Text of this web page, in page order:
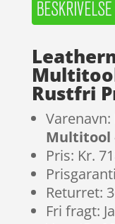
Rustfri
Varenavn:
Multitool
Pris: Kr.
Returret:
Fri fragt: